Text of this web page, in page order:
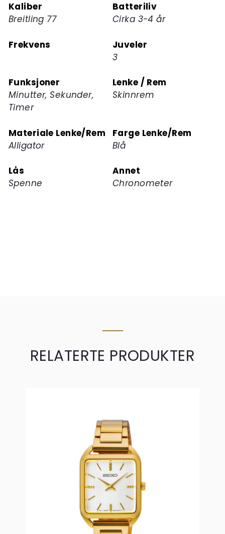
Kaliber
Breitling 77
Batteriliv
Cirka 3-4 år
Frekvens
Juveler
3
Funksjoner
Minutter, Sekunder,
Timer
Lenke / Rem
Skinnrem
Materiale Lenke/Rem
Alligator
Farge Lenke/Rem
Blå
Lås
Spenne
Annet
Chronometer
RELATERTE PRODUKTER